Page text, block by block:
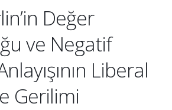
Değer
ve Negatif
Liberal
Gerilimi